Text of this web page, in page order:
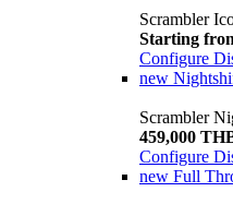
Scrambler
Starting
Configure
new
Scrambler
459,000
Configure
new Full